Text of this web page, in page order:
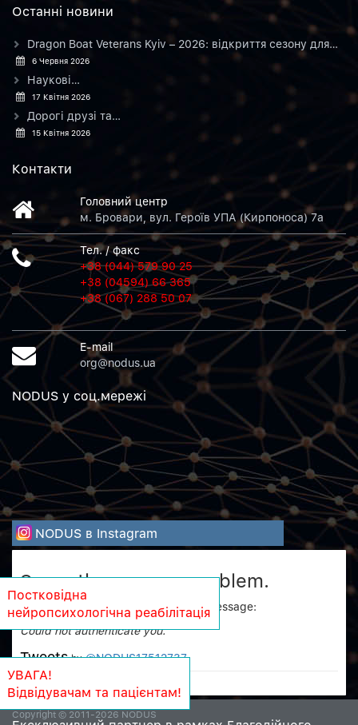
Останнi новини
Dragon Boat Veterans Kyiv – 2026: відкриття сезону для…
6 Червня 2026
Наукові…
17 Квітня 2026
Дорогі друзі та…
15 Квітня 2026
Контакти
Головний центр
м. Бровари, вул. Героїв УПА (Кирпоноса) 7а
Тел. / факс
+38 (044) 579 90 25
+38 (04594) 66 365
+38 (067) 288 50 07
E-mail
org@nodus.ua
NODUS у соц.мережi
NODUS в Instagram
Sorry, there was a problem.
Twitter returned the following error message:
Could not authenticate you.
Tweets by @NODUS17512737
Copyright © 2011-2026 NODUS
Постковідна
нейропсихологічна реабілітація
УВАГА!
Відвідувачам та пацієнтам!